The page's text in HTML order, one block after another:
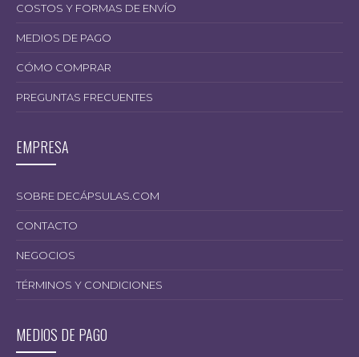
COSTOS Y FORMAS DE ENVÍO
MEDIOS DE PAGO
CÓMO COMPRAR
PREGUNTAS FRECUENTES
EMPRESA
SOBRE DECÁPSULAS.COM
CONTACTO
NEGOCIOS
TÉRMINOS Y CONDICIONES
MEDIOS DE PAGO